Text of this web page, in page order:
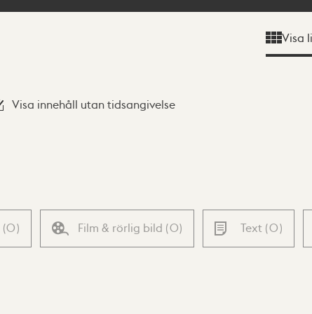
Visa
Visa innehåll utan tidsangivelse
(0) Film & rörlig bild (0) Text (0)